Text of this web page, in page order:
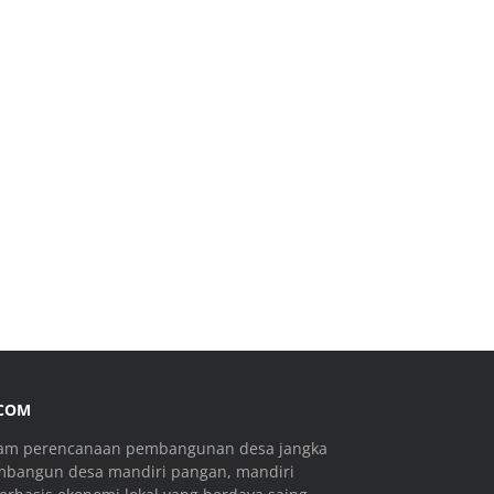
perencanaan pembangunan desa jangka
desa mandiri pangan, mandiri